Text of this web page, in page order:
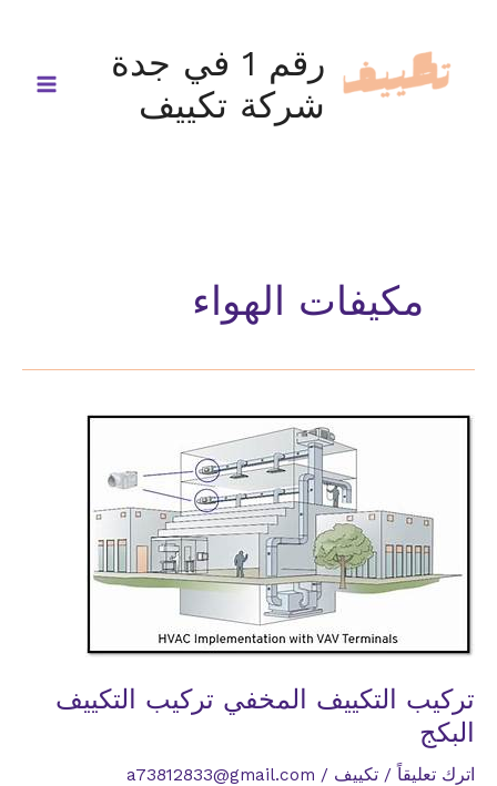
المحتوى
رقم 1 في جدة
شركة تكييف
مكيفات الهواء
تركيب التكييف المخفي تركيب التكييف
البكج
اترك تعليقاً / تكييف /
a73812833@gmail.com